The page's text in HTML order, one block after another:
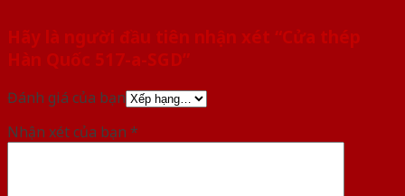
Hãy là người đầu tiên nhận xét “Cửa thép
Hàn Quốc 517-a-SGD”
Đánh giá của bạn
Nhận xét của bạn *